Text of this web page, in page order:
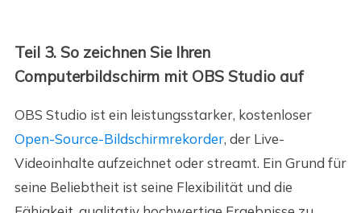
Teil 3. So zeichnen Sie Ihren
Computerbildschirm mit OBS Studio auf
OBS Studio ist ein leistungsstarker, kostenloser
Open-Source-Bildschirmrekorder, der Live-
Videoinhalte aufzeichnet oder streamt. Ein Grund für
seine Beliebtheit ist seine Flexibilität und die